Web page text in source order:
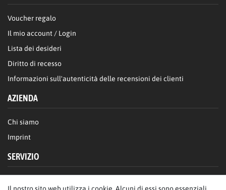
Voucher regalo
Il mio account / Login
Lista dei desideri
Diritto di recesso
Informazioni sull'autenticità delle recensioni dei clienti
AZIENDA
Chi siamo
Imprint
SERVIZIO